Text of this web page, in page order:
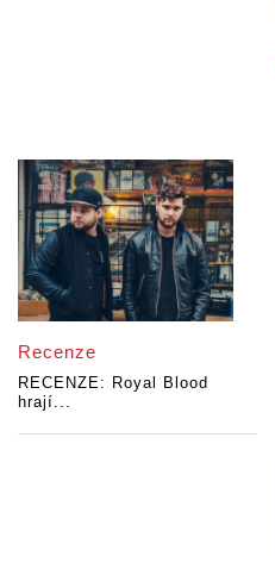
Recenze
RECENZE: Royal Blood
hrají...